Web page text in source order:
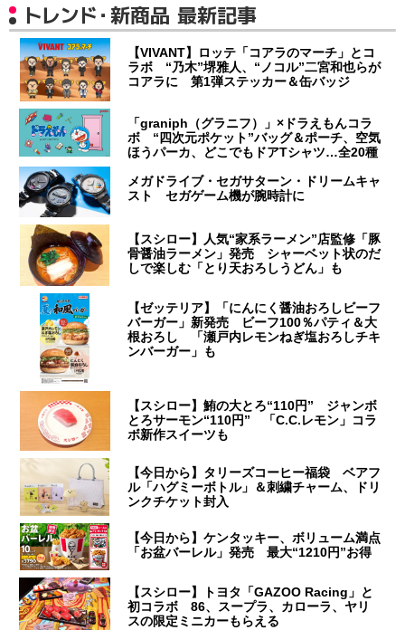
トレンド・新商品 最新記事
【VIVANT】ロッテ「コアラのマーチ」とコ
ラボ “乃木”堺雅人、“ノコル”二宮和也らが
コアラに 第1弾ステッカー＆缶バッジ
「graniph（グラニフ）」×ドラえもんコラ
ボ “四次元ポケット”バッグ＆ポーチ、空気
ほうパーカ、どこでもドアTシャツ…全20種
メガドライブ・セガサターン・ドリームキャ
スト セガゲーム機が腕時計に
【スシロー】人気“家系ラーメン”店監修「豚
骨醤油ラーメン」発売 シャーベット状のだ
しで楽しむ「とり天おろしうどん」も
【ゼッテリア】「にんにく醤油おろしビーフ
バーガー」新発売 ビーフ100％パティ＆大
根おろし 「瀬戸内レモンねぎ塩おろしチキ
ンバーガー」も
【スシロー】鮪の大とろ“110円” ジャンボ
とろサーモン“110円” 「C.C.レモン」コラ
ボ新作スイーツも
【今日から】タリーズコーヒー福袋 ベアフ
ル「ハグミーボトル」＆刺繍チャーム、ドリ
ンクチケット封入
【今日から】ケンタッキー、ボリューム満点
「お盆バーレル」発売 最大“1210円”お得
【スシロー】トヨタ「GAZOO Racing」と
初コラボ 86、スープラ、カローラ、ヤリ
スの限定ミニカーもらえる